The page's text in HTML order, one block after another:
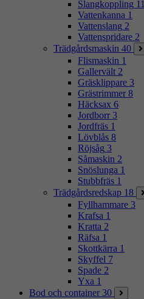
Slangkoppling 11
Vattenkanna 1
Vattenslang 2
Vattenspridare 2
Trädgårdsmaskin 40
Flismaskin 1
Gallervält 2
Gräsklippare 3
Grästrimmer 8
Häcksax 6
Jordborr 3
Jordfräs 1
Lövblås 8
Röjsåg 3
Såmaskin 2
Snöslunga 1
Stubbfräs 1
Trädgårdsredskap 18
Fyllhammare 3
Krafsa 1
Kratta 2
Räfsa 1
Skottkärra 1
Skyffel 7
Spade 2
Yxa 1
Bod och container 30